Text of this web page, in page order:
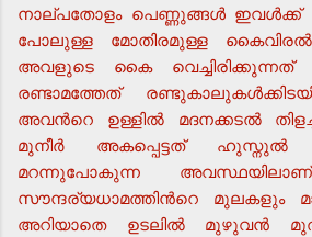
നാല്പതോളം പെണ്ണുങ്ങള്‍ ഇവള്‍ക്ക്
പോലുള്ള മോതിരമുള്ള കൈവിരല്‍!
അവളുടെ കൈ വെച്ചിരിക്കുന്നത്
രണ്ടാമത്തേത്
അവന്‍റെ ഉള്ളില്‍ മദനക്കടല്‍
മുനീര്‍ അകപ്പെട്ടത് ഹുസ്നുല്‍
മറന്നുപോകുന്ന
സൗന്ദര്യധാമത്തിന്‍റെ മുലകളും
അറിയാതെ ഉടലില്‍ മുഴുവന്‍